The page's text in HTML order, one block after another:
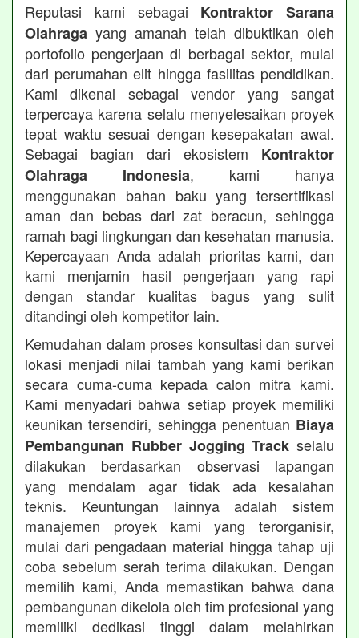
Reputasi kami sebagai Kontraktor Sarana
Olahraga yang amanah telah dibuktikan oleh
portofolio pengerjaan di berbagai sektor, mulai
dari perumahan elit hingga fasilitas pendidikan.
Kami dikenal sebagai vendor yang sangat
terpercaya karena selalu menyelesaikan proyek
tepat waktu sesuai dengan kesepakatan awal.
Sebagai bagian dari ekosistem Kontraktor
Olahraga Indonesia, kami hanya
menggunakan bahan baku yang tersertifikasi
aman dan bebas dari zat beracun, sehingga
ramah bagi lingkungan dan kesehatan manusia.
Kepercayaan Anda adalah prioritas kami, dan
kami menjamin hasil pengerjaan yang rapi
dengan standar kualitas bagus yang sulit
ditandingi oleh kompetitor lain.
Kemudahan dalam proses konsultasi dan survei
lokasi menjadi nilai tambah yang kami berikan
secara cuma-cuma kepada calon mitra kami.
Kami menyadari bahwa setiap proyek memiliki
keunikan tersendiri, sehingga penentuan Biaya
Pembangunan Rubber Jogging Track selalu
dilakukan berdasarkan observasi lapangan
yang mendalam agar tidak ada kesalahan
teknis. Keuntungan lainnya adalah sistem
manajemen proyek kami yang terorganisir,
mulai dari pengadaan material hingga tahap uji
coba sebelum serah terima dilakukan. Dengan
memilih kami, Anda memastikan bahwa dana
pembangunan dikelola oleh tim profesional yang
memiliki dedikasi tinggi dalam melahirkan